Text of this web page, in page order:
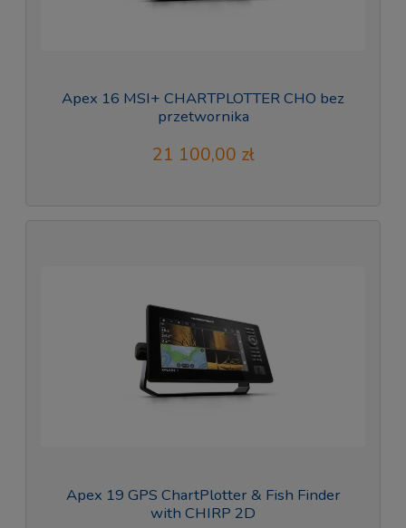
Apex 16 MSI+ CHARTPLOTTER CHO bez
przetwornika
21 100,00 zł
Apex 19 GPS ChartPlotter & Fish Finder
with CHIRP 2D